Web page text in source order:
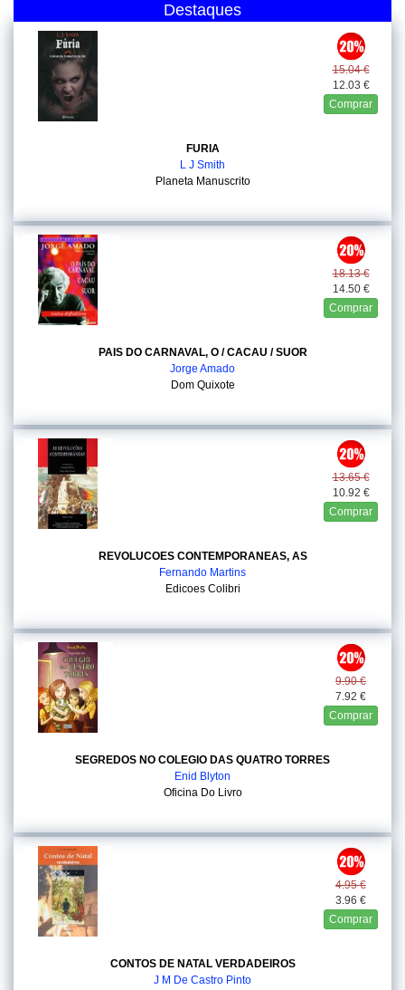
Destaques
15.04 €
12.03 €
Comprar
FURIA
L J Smith
Planeta Manuscrito
18.13 €
14.50 €
Comprar
PAIS DO CARNAVAL, O / CACAU / SUOR
Jorge Amado
Dom Quixote
13.65 €
10.92 €
Comprar
REVOLUCOES CONTEMPORANEAS, AS
Fernando Martins
Edicoes Colibri
9.90 €
7.92 €
Comprar
SEGREDOS NO COLEGIO DAS QUATRO TORRES
Enid Blyton
Oficina Do Livro
4.95 €
3.96 €
Comprar
CONTOS DE NATAL VERDADEIROS
J M De Castro Pinto